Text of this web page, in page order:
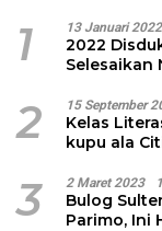
1 13 Januari 2022
2022
Selesaikan
2 15 September
Kelas
kupu ala
3 2 Maret 2023
Bulog
Parimo, Ini